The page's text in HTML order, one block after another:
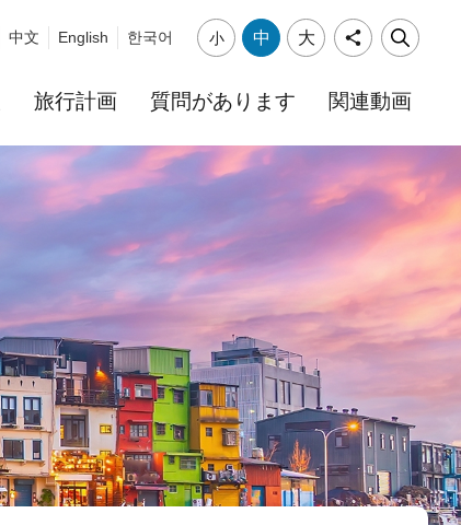
中文 English 한국어 小 中 大
旅行計画 質問があります 関連動画